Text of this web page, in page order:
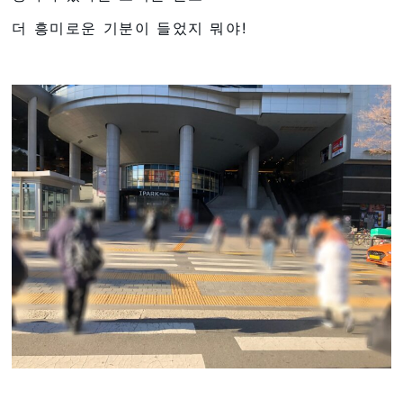
더 흥미로운 기분이 들었지 뭐야!